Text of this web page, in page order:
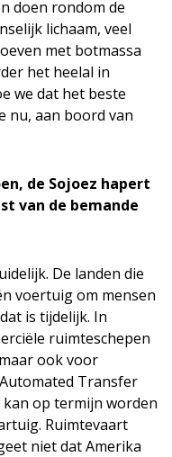
doen rondom de
lichaam, veel
met botmassa
het heelal in
we dat het beste
nu, aan boord van
de Sojoez hapert
van de bemande
De landen die
voertuig om mensen
is tijdelijk. In
ruimteschepen
ook voor
Transfer
kan op termijn worden
Ruimtevaart
niet dat Amerika